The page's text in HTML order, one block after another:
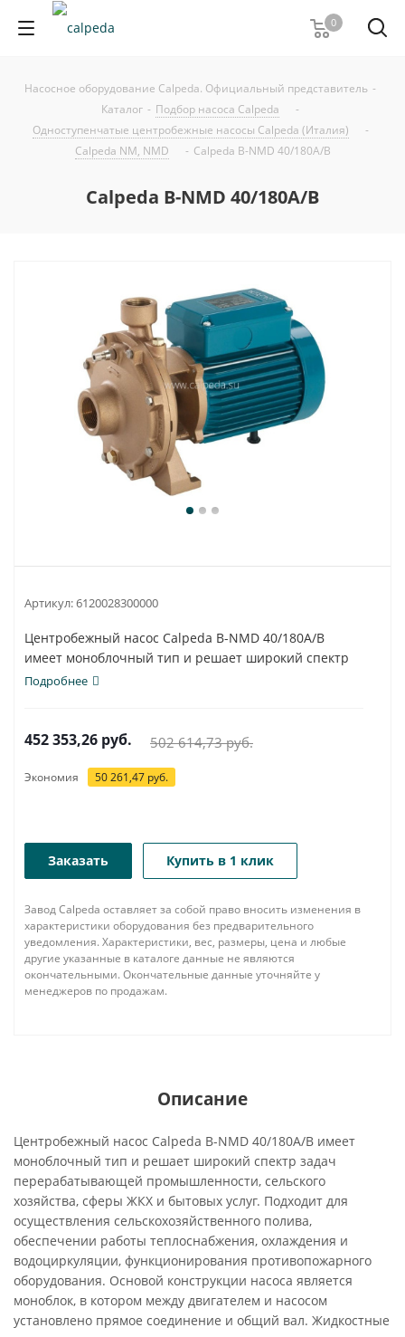
0
Насосное оборудование Calpeda. Официальный представитель -
Каталог - Подбор насоса Calpeda
-
Одноступенчатые центробежные насосы Calpeda (Италия)
-
Calpeda NM, NMD
- Calpeda B-NMD 40/180A/B
Calpeda B-NMD 40/180A/B
Артикул:6120028300000
Центробежный насос Calpeda B-NMD 40/180A/B
имеет моноблочный тип и решает широкий спектр
задач...
Подробнее
452 353,26 руб. 502 614,73руб.
Экономия 50 261,47 руб.
Заказать Купить в 1 клик
Завод Calpeda оставляет за собой право вносить изменения в
характеристики оборудования без предварительного
уведомления. Характеристики, вес, размеры, цена и любые
другие указанные в каталоге данные не являются
окончательными. Окончательные данные уточняйте у
менеджеров по продажам.
Описание
Центробежный насос Calpeda B-NMD 40/180A/B имеет
моноблочный тип и решает широкий спектр задач
перерабатывающей промышленности, сельского
хозяйства, сферы ЖКХ и бытовых услуг. Подходит для
осуществления сельскохозяйственного полива,
обеспечении работы теплоснабжения, охлаждения и
водоциркуляции, функционирования противопожарного
оборудования. Основой конструкции насоса является
моноблок, в котором между двигателем и насосом
установлено прямое соединение и общий вал. Жидкостные